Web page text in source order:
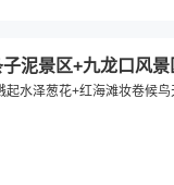
泥景区+九龙口风景
水泽葱花+红海滩妆卷候